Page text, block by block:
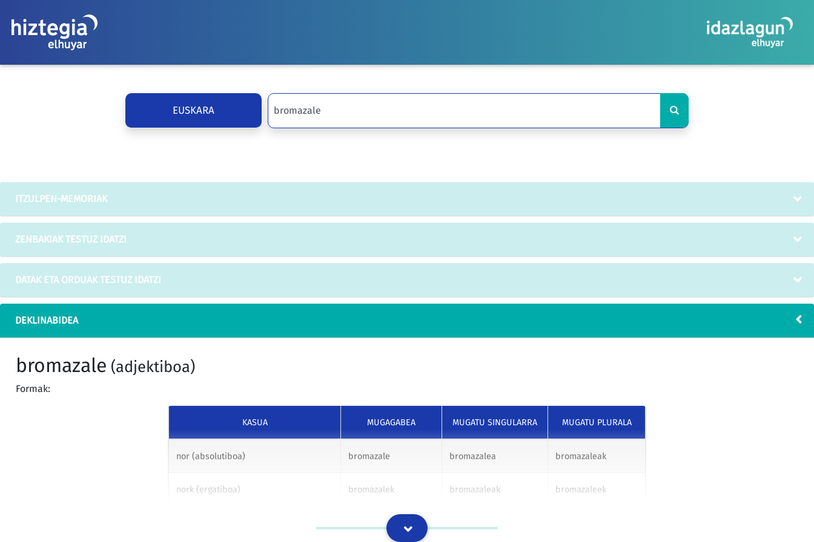
EUSKARA
ITZULPEN-MEMORIAK
ZENBAKIAK TESTUZ IDATZI
DATAK ETA ORDUAK TESTUZ IDATZI
DEKLINABIDEA
bromazale (adjektiboa)
Formak:
KASUA MUGAGABEA MUGATU SINGULARRA MUGATU PLURALA
nor (absolutiboa) bromazale bromazalea bromazaleak
nork (ergatiboa) bromazalek bromazaleak bromazaleek
bromazaleri